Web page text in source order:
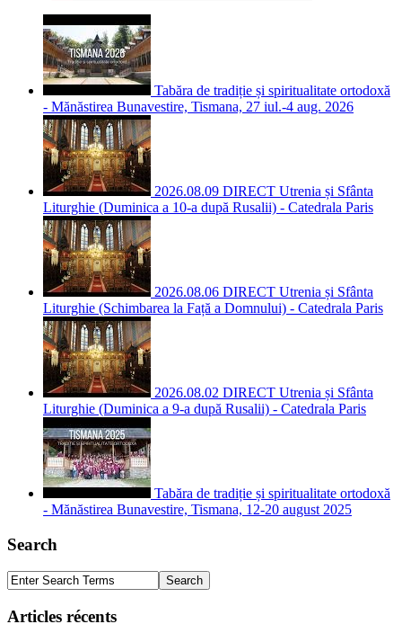
Tabăra de tradiție și spiritualitate ortodoxă
- Mănăstirea Bunavestire, Tismana, 27 iul.-4 aug. 2026
2026.08.09 DIRECT Utrenia și Sfânta
Liturghie (Duminica a 10-a după Rusalii) - Catedrala Paris
2026.08.06 DIRECT Utrenia și Sfânta
Liturghie (Schimbarea la Față a Domnului) - Catedrala Paris
2026.08.02 DIRECT Utrenia și Sfânta
Liturghie (Duminica a 9-a după Rusalii) - Catedrala Paris
Tabăra de tradiție și spiritualitate ortodoxă
- Mănăstirea Bunavestire, Tismana, 12-20 august 2025
Search
Articles récents